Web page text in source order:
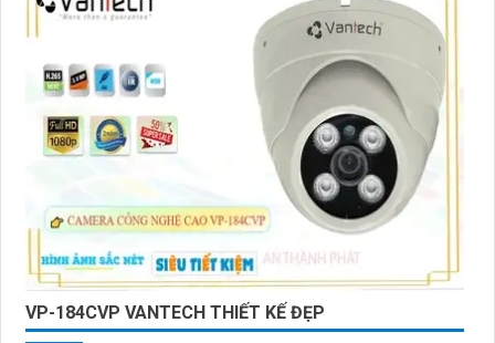
VP-184CVP VANTECH THIẾT KẾ ĐẸP